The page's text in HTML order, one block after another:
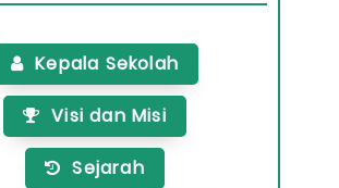
Kepala Sekolah
Visi dan Misi
Sejarah